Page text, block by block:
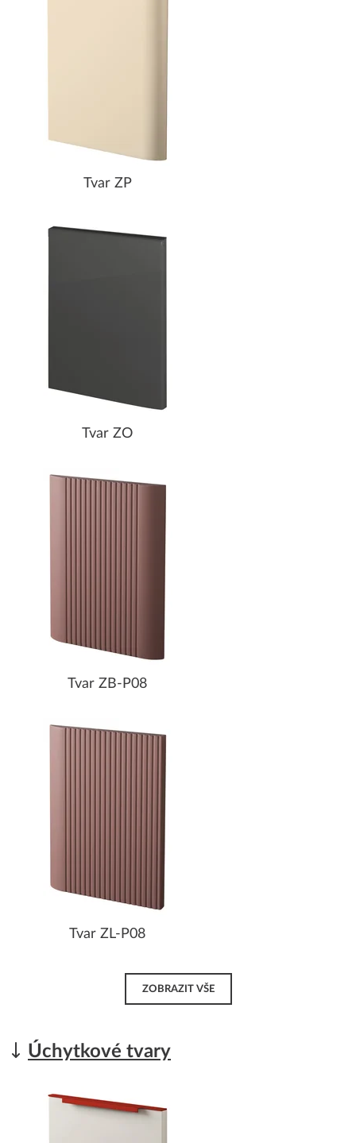
Tvar ZP
Tvar ZO
Tvar ZB-P08
Tvar ZL-P08
ZOBRAZIT VŠE
Úchytkové tvary